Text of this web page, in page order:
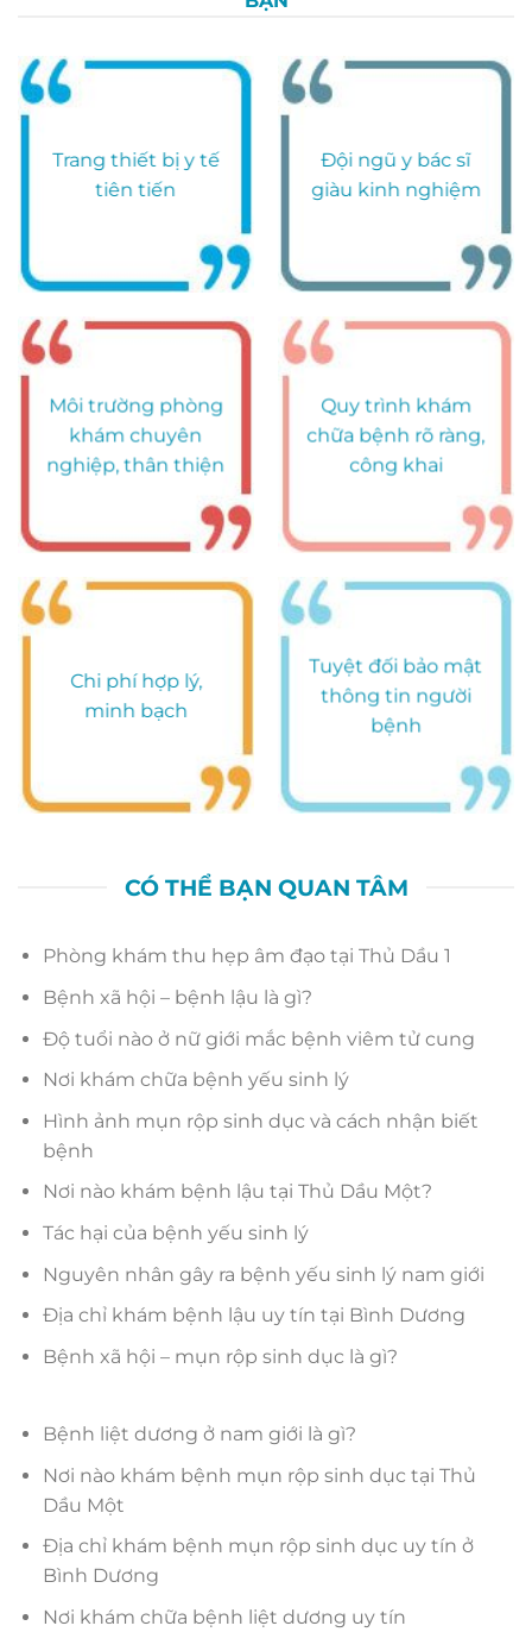
Trang thiết bị y tế
tiên tiến
Đội ngũ y bác sĩ
giàu kinh nghiệm
Môi trường phòng
khám chuyên
nghiệp, thân thiện
Quy trình khám
chữa bệnh rõ ràng,
công khai
Chi phí hợp lý,
minh bạch
Tuyệt đối bảo mật
thông tin người
bệnh
CÓ THỂ BẠN QUAN TÂM
Phòng khám thu hẹp âm đạo tại Thủ Dầu 1
Bệnh xã hội – bệnh lậu là gì?
Độ tuổi nào ở nữ giới mắc bệnh viêm tử cung
Nơi khám chữa bệnh yếu sinh lý
Hình ảnh mụn rộp sinh dục và cách nhận biết
bệnh
Nơi nào khám bệnh lậu tại Thủ Dầu Một?
Tác hại của bệnh yếu sinh lý
Nguyên nhân gây ra bệnh yếu sinh lý nam giới
Địa chỉ khám bệnh lậu uy tín tại Bình Dương
Bệnh xã hội – mụn rộp sinh dục là gì?
Bệnh liệt dương ở nam giới là gì?
Nơi nào khám bệnh mụn rộp sinh dục tại Thủ
Dầu Một
Địa chỉ khám bệnh mụn rộp sinh dục uy tín ở
Bình Dương
Nơi khám chữa bệnh liệt dương uy tín